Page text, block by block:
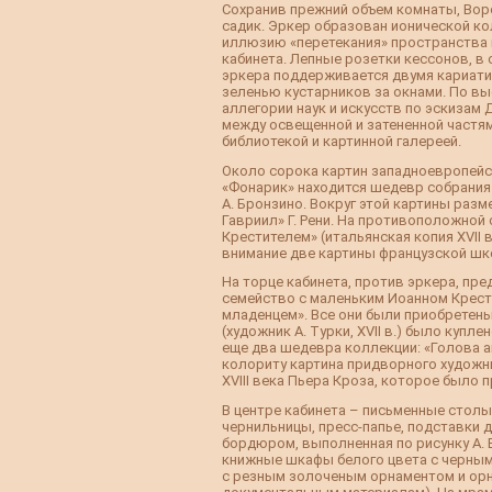
Сохранив прежний объем комнаты,
садик. Эркер образован ионической
иллюзию «перетекания»
кабинета. Лепные розетки кессонов,
эркера поддерживается двумя
зеленью кустарников за окнами. По
аллегории наук и искусств по
между освещенной и затененной
библиотекой и картинной галереей.
Около сорока картин
«Фонарик» находится шедевр
А. Бронзино. Вокруг этой картины
Гавриил» Г. Рени. На
Крестителем» (итальянская копия
внимание две картины французской
На торце кабинета, против эркера,
семейство с маленьким Иоанном
младенцем». Все они были
(художник А. Турки, XVII в.) было
еще два шедевра коллекции: «Голова
колориту картина придворного
XVIII века Пьера Кроза, которое было
В центре кабинета – письменные
чернильницы, пресс-папье,
бордюром, выполненная по рисунку А.
книжные шкафы белого цвета с
с резным золоченым орнаментом и